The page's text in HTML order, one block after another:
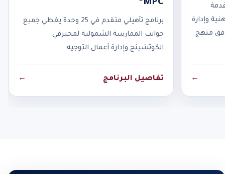
وإدارة
منهج
←
MPC®
برنامج تأهيلي متقدم في 25 وحدة يغطي جميع
جوانب الممارسة الشمولية لمحترفي
الكوتشينج وإدارة أعمال التوجيه.
تفاصيل البرنامج ←